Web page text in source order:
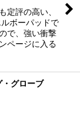
定評の高い、
ボーパッドで
で、強い衝撃
ページに入る
グローブ